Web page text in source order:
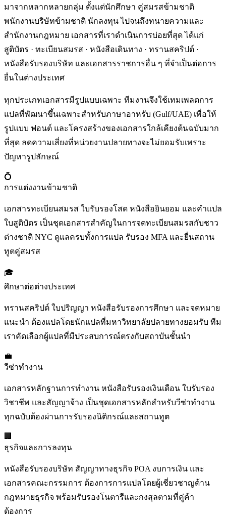
มาจากหลากหลายกลุ่ม ตั้งแต่นักศึกษา คู่สมรสข้ามชาติ
พนักงานบริษัทข้ามชาติ นักลงทุน ไปจนถึงทนายความและ
สำนักงานกฎหมาย เอกสารที่เราดำเนินการบ่อยที่สุด ได้แก่
สูติบัตร · ทะเบียนสมรส · หนังสือเดินทาง · ทรานสคริปต์ ·
หนังสือรับรองบริษัท และเอกสารราชการอื่น ๆ ที่จำเป็นต่อการ
ยื่นในต่างประเทศ
ทุกประเภทเอกสารมีรูปแบบเฉพาะ ทีมงานจึงใช้เทมเพลตการ
แปลที่พัฒนาขึ้นเฉพาะสำหรับภาษาอาหรับ (Gulf/UAE) เพื่อให้
รูปแบบ ฟอนต์ และโครงสร้างของเอกสารใกล้เคียงต้นฉบับมาก
ที่สุด ลดความเสี่ยงที่หน่วยงานปลายทางจะไม่ยอมรับเพราะ
ปัญหารูปลักษณ์
💍
การแต่งงานข้ามชาติ
เอกสารทะเบียนสมรส ใบรับรองโสด หนังสือยินยอม และคำแปล
ใบสูติบัตร เป็นชุดเอกสารสำคัญในการจดทะเบียนสมรสกับชาว
ต่างชาติ NYC ดูแลครบทั้งการแปล รับรอง MFA และยื่นสถาน
ทูตคู่สมรส
🎓
ศึกษาต่อต่างประเทศ
ทรานสคริปต์ ใบปริญญา หนังสือรับรองการศึกษา และจดหมาย
แนะนำ ต้องแปลโดยนักแปลที่มหาวิทยาลัยปลายทางยอมรับ ทีม
เราคัดเลือกผู้แปลที่มีประสบการณ์ตรงกับสถาบันชั้นนำ
💼
วีซ่าทำงาน
เอกสารหลักฐานการทำงาน หนังสือรับรองเงินเดือน ใบรับรอง
วิชาชีพ และสัญญาจ้าง เป็นชุดเอกสารหลักสำหรับวีซ่าทำงาน
ทุกฉบับต้องผ่านการรับรองนิติกรณ์และสถานทูต
🏢
ธุรกิจและการลงทุน
หนังสือรับรองบริษัท สัญญาทางธุรกิจ POA งบการเงิน และ
เอกสารคณะกรรมการ ต้องการการแปลโดยผู้เชี่ยวชาญด้าน
กฎหมายธุรกิจ พร้อมรับรองโนตารีและกงสุลตามที่คู่ค้า
ต้องการ